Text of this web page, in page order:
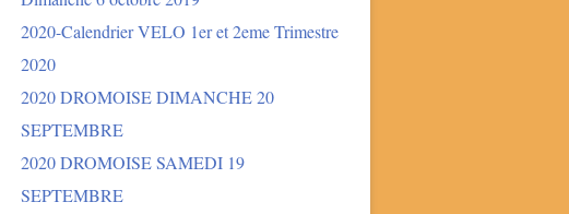
2020-Calendrier VELO 1er et 2eme Trimestre
2020
2020 DROMOISE DIMANCHE 20
SEPTEMBRE
2020 DROMOISE SAMEDI 19
SEPTEMBRE